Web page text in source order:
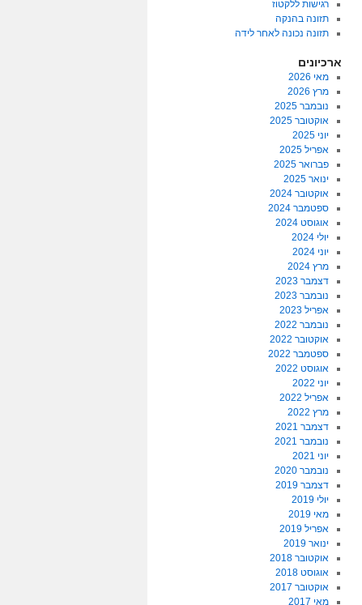
רגישות ללקטוז
תזונה בהנקה
תזונה נכונה לאחר לידה
ארכיונים
מאי 2026
מרץ 2026
נובמבר 2025
אוקטובר 2025
יוני 2025
אפריל 2025
פברואר 2025
ינואר 2025
אוקטובר 2024
ספטמבר 2024
אוגוסט 2024
יולי 2024
יוני 2024
מרץ 2024
דצמבר 2023
נובמבר 2023
אפריל 2023
נובמבר 2022
אוקטובר 2022
ספטמבר 2022
אוגוסט 2022
יוני 2022
אפריל 2022
מרץ 2022
דצמבר 2021
נובמבר 2021
יוני 2021
נובמבר 2020
דצמבר 2019
יולי 2019
מאי 2019
אפריל 2019
ינואר 2019
אוקטובר 2018
אוגוסט 2018
אוקטובר 2017
מאי 2017